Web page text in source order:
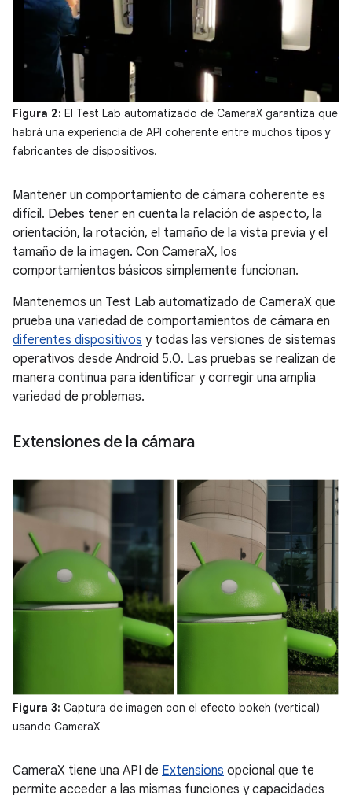
Figura 2: El Test Lab automatizado de CameraX garantiza que
habrá una experiencia de API coherente entre muchos tipos y
fabricantes de dispositivos.
Mantener un comportamiento de cámara coherente es
difícil. Debes tener en cuenta la relación de aspecto, la
orientación, la rotación, el tamaño de la vista previa y el
tamaño de la imagen. Con CameraX, los
comportamientos básicos simplemente funcionan.
Mantenemos un Test Lab automatizado de CameraX que
prueba una variedad de comportamientos de cámara en
diferentes dispositivos y todas las versiones de sistemas
operativos desde Android 5.0. Las pruebas se realizan de
manera continua para identificar y corregir una amplia
variedad de problemas.
Extensiones de la cámara
Figura 3: Captura de imagen con el efecto bokeh (vertical)
usando CameraX
CameraX tiene una API de Extensions opcional que te
permite acceder a las mismas funciones y capacidades